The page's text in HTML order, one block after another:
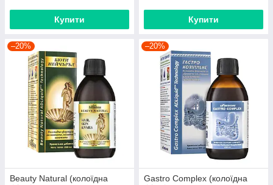
Купити Купити
–20%
Beauty Natural (колоїдна
–20%
Gastro Complex (колоїдна